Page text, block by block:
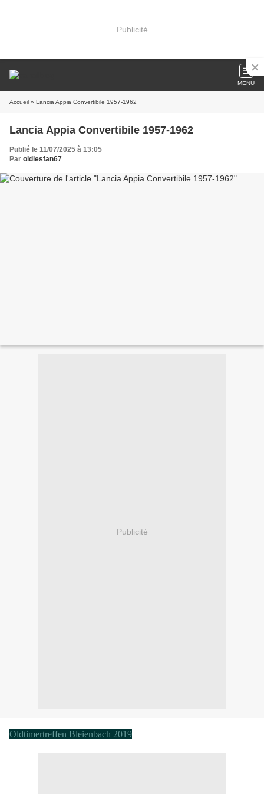
Publicité
MENU
Accueil » Lancia Appia Convertibile 1957-1962
Lancia Appia Convertibile 1957-1962
Publié le 11/07/2025 à 13:05
Par oldiesfan67
Publicité
Oldtimertreffen Bleienbach 2019